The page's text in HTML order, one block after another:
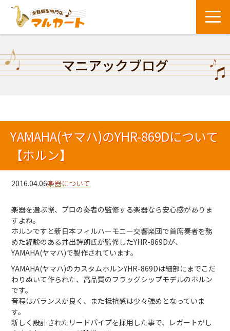
マニアックブログ
YAMAHA(ヤマハ)のYHR-869Dについて
【ホルン】
2016.04.06楽器について
楽器を選ぶ際、プロの奏者の監修する楽器なら安心感がありま
すよね。
ホルンですと新日本フィルハーモニー交響楽団で首席奏者を務
めた経験のある井出詩朗氏が監修したYHR-869Dが、
YAMAHA(ヤマハ)で製作されています。
YAMAHA(ヤマハ)のカスタムホルンYHR-869Dは細部にまでこだ
わりぬいて作られた、高品質のフラッグシップモデルのホルン
です。
音程はバランスが良く、また抵抗感は少々強めとなっていま
す。
新しく設計されたリードパイプを採用した事で、レガートがし